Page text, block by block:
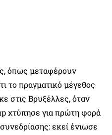
όπως μεταφέρουν
το πραγματικό μέγεθος
στις Βρυξέλλες, όταν
χτύπησε για πρώτη φορά
εκεί ένιωσε